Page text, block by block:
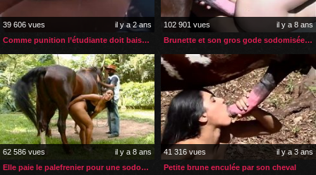
39 606 vues
il y a 2 ans
Comme punition l’étudiante doit baiser le chien de sa prof
102 901 vues
il y a 8 ans
Brunette et son gros gode sodomisée par son étalon
62 586 vues
il y a 8 ans
Elle paie le palefrenier pour une sodomie zoophile
41 316 vues
il y a 3 ans
Petite brune enculée par son cheval